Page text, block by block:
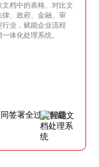
档中的表格、对比文
、政府、金融、审
业，赋能企业流程
体化处理系统。
签署全过程问题